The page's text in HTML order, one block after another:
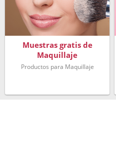
Muestras gratis de
Maquillaje
Productos para Maquillaje